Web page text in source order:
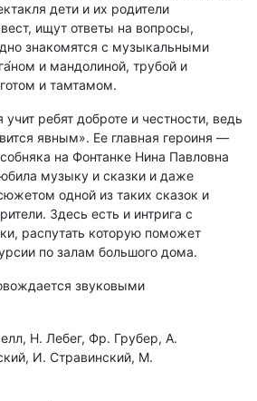
дети и их родители
ищут ответы на вопросы,
знакомятся с музыкальными
и мандолиной, трубой и
и тамтамом.
учит ребят доброте и честности, ведь
явным». Ее главная героиня —
на Фонтанке Нина Павловна
музыку и сказки и даже
одной из таких сказок и
Здесь есть и интрига с
распутать которую поможет
по залам большого дома.
звуковыми
Н. Лебег, Фр. Грубер, А.
И. Стравинский, М.